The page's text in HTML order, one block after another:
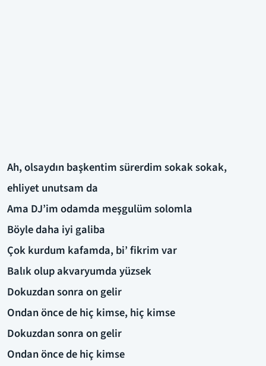
Ah, olsaydın başkentim sürerdim sokak sokak,
ehliyet unutsam da
Ama DJ’im odamda meşgulüm solomla
Böyle daha iyi galiba
Çok kurdum kafamda, bi’ fikrim var
Balık olup akvaryumda yüzsek
Dokuzdan sonra on gelir
Ondan önce de hiç kimse, hiç kimse
Dokuzdan sonra on gelir
Ondan önce de hiç kimse